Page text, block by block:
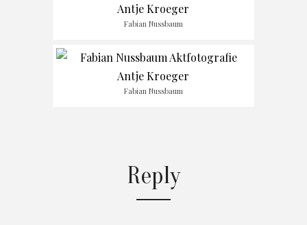
Fabian Nussbaum
Fabian Nussbaum
Reply